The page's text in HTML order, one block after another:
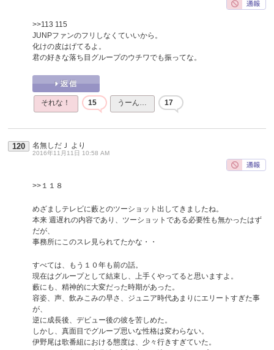
>>113 115
JUNPファンのフリしなくていいから。
化けの皮はげてるよ。
君の好きな落ち目グループのウチワでも振ってな。
それな！ 15 うーん… 17
120 名無しだＪ より
2016年11月11日 10:58 AM
>>１１８
めざましテレビに藪とのツーショット出してきましたね。
本来 週遅れの内容であり、ツーショットである必要性も無かったはず
だが、
事務所にこのスレ見られてたかな・・
すべては、もう１０年も前の話。
現在はグループとして結束し、上手くやってると思いますよ。
藪にも、精神的に大変だった時期があった。
容姿、声、飲みこみの早さ、ジュニア時代あまりにエリートすぎた事
が、
逆に成長後、デビュー後の彼を苦しめた。
しかし、真面目でグループ思いな性格は変わらない。
伊野尾は歌番組における態度は、少々行きすぎていた。